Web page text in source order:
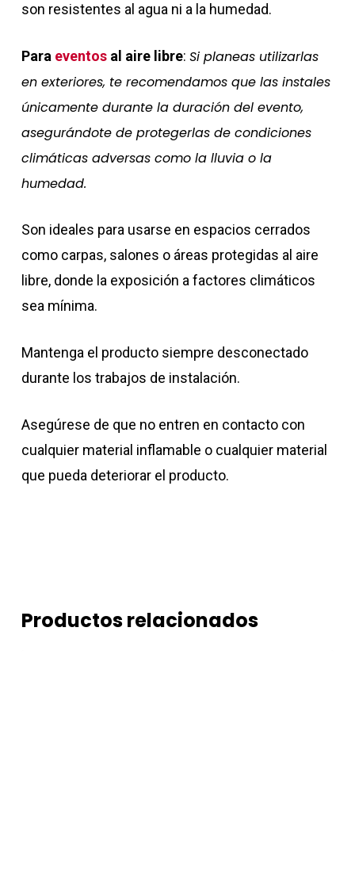
son resistentes al agua ni a la humedad.
Para eventosal aire libre: Si planeas utilizarlas
en exteriores, te recomendamos que las instales
únicamente durante la duración del evento,
asegurándote de protegerlas de condiciones
climáticas adversas como la lluvia o la
humedad.
Son ideales para usarse en espacios cerrados
como carpas, salones o áreas protegidas al aire
libre, donde la exposición a factores climáticos
sea mínima.
Mantenga el producto siempre desconectado
durante los trabajos de instalación.
Asegúrese de que no entren en contacto con
cualquier material inflamable o cualquier material
que pueda deteriorar el producto.
Productos relacionados